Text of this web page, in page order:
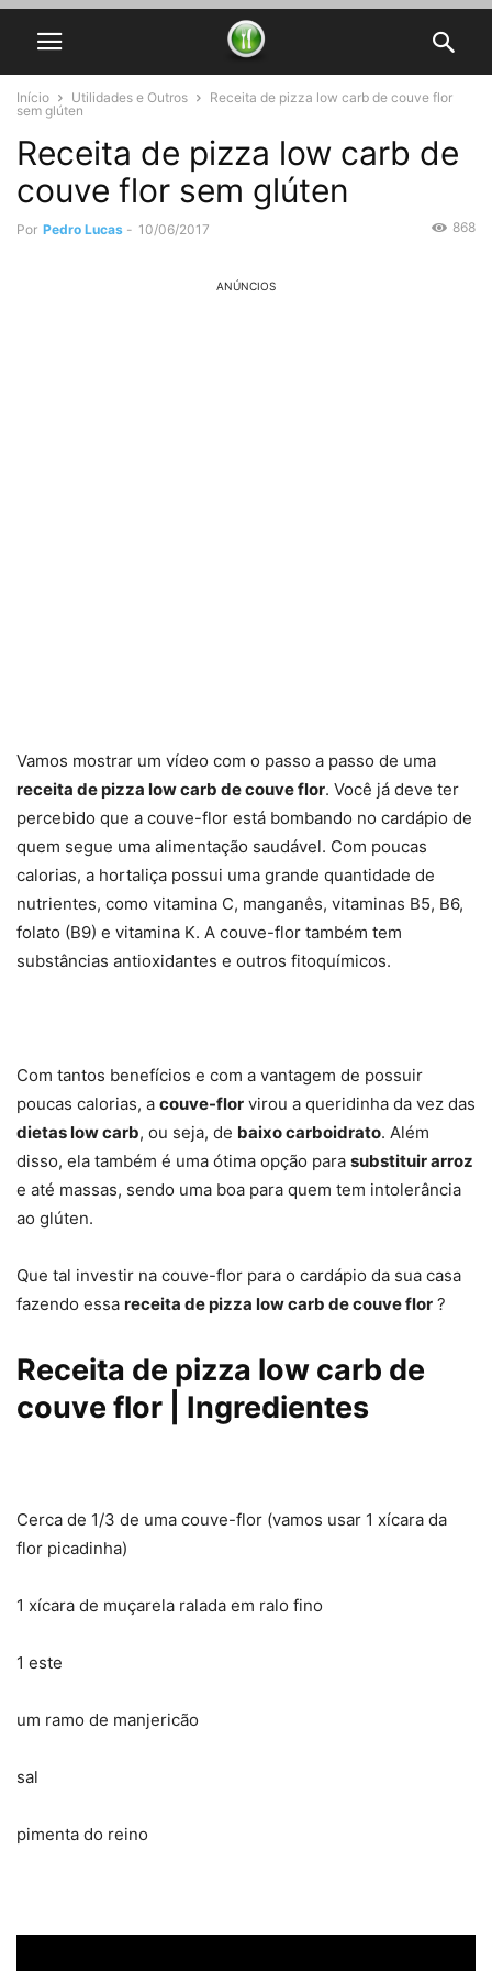
Início Utilidades e Outros
Receita de pizza low carb de couve flor
sem glúten
Receita de pizza low carb de
couve flor sem glúten
Por Pedro Lucas - 10/06/2017 868
ANÚNCIOS
Vamos mostrar um vídeo com o passo a passo de uma
receita de pizza low carb de couve flor. Você já deve ter
percebido que a couve-flor está bombando no cardápio de
quem segue uma alimentação saudável. Com poucas
calorias, a hortaliça possui uma grande quantidade de
nutrientes, como vitamina C, manganês, vitaminas B5, B6,
folato (B9) e vitamina K. A couve-flor também tem
substâncias antioxidantes e outros fitoquímicos.
Com tantos benefícios e com a vantagem de possuir
poucas calorias, a couve-flor virou a queridinha da vez das
dietas low carb, ou seja, de baixo carboidrato. Além
disso, ela também é uma ótima opção para substituir arroz
e até massas, sendo uma boa para quem tem intolerância
ao glúten.
Que tal investir na couve-flor para o cardápio da sua casa
fazendo essa receita de pizza low carb de couve flor ?
Receita de pizza low carb de
couve flor | Ingredientes
Cerca de 1/3 de uma couve-flor (vamos usar 1 xícara da
flor picadinha)
1 xícara de muçarela ralada em ralo fino
1 este
um ramo de manjericão
sal
pimenta do reino